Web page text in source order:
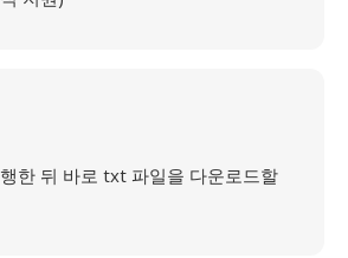
한 뒤 바로 txt 파일을 다운로드할